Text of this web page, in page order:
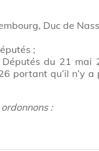
Duc de
;
du 21 mai
portant qu’il n’y a
: